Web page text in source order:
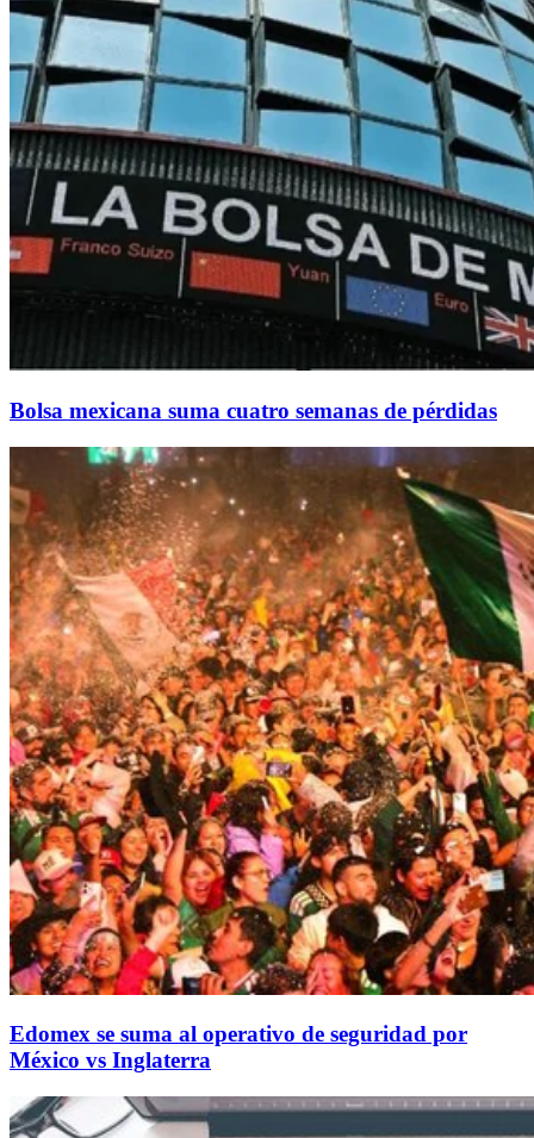
Bolsa mexicana suma cuatro semanas de pérdidas
Edomex se suma al operativo de seguridad por
México vs Inglaterra